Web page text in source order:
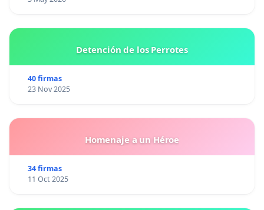
Detención de los Perrotes
40 firmas
23 Nov 2025
Homenaje a un Héroe
34 firmas
11 Oct 2025